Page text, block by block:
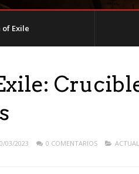
of Exile
03/2023 0 COMENTARIOS